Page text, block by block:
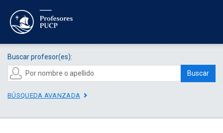
Buscar profesor(es):
Buscar
BÚSQUEDA AVANZADA